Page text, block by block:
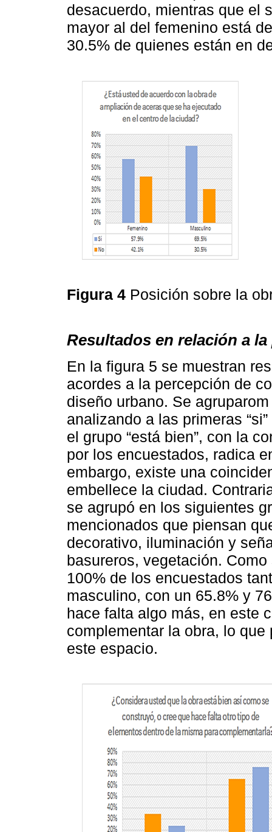
desacuerdo, mientras que el
mayor al del femenino está
30.5% de quienes están en
Figura 4 Posición sobre la
Resultados en relación a
En la figura 5 se muestran
acordes a la percepción de
diseño urbano. Se
analizando a las primeras
el grupo “está bien”, con la
por los encuestados, radica
embargo, existe una
embellece la ciudad.
se agrupó en los siguientes
mencionados que piensan
decorativo, iluminación y
basureros, vegetación.
100% de los encuestados
masculino, con un 65.8% y
hace falta algo más, en este
complementar la obra, lo
este espacio.